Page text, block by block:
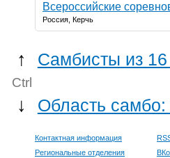
Всероссийские
Россия, Керчь
↑ Самбисты из 16
Ctrl
↓ Область
Контактная информация
Региональные отделения